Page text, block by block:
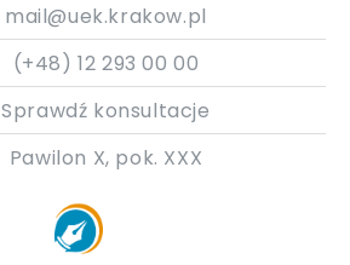
mail@uek.krakow.pl
(+48) 12 293 00 00
Sprawdź konsultacje
Pawilon X, pok. XXX